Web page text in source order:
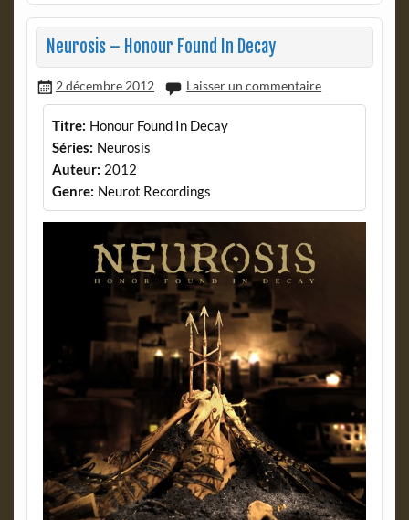
Neurosis – Honour Found In Decay
2 décembre 2012 Laisser un commentaire
Titre: Honour Found In Decay
Séries: Neurosis
Auteur: 2012
Genre: Neurot Recordings